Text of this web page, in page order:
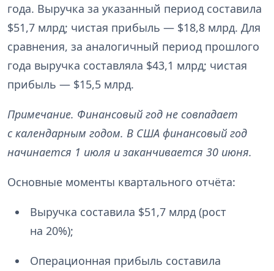
года. Выручка за указанный период составила
$51,7 млрд; чистая прибыль — $18,8 млрд. Для
сравнения, за аналогичный период прошлого
года выручка составляла $43,1 млрд; чистая
прибыль — $15,5 млрд.
Примечание. Финансовый год не совпадает
с календарным годом. В США финансовый год
начинается 1 июля и заканчивается 30 июня.
Основные моменты квартального отчёта:
Выручка составила $51,7 млрд (рост
на 20%);
Операционная прибыль составила